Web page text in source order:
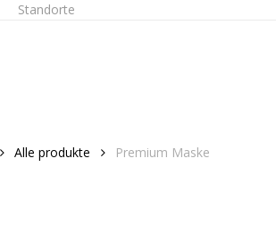
Standorte
Alle produkte Premium Maske